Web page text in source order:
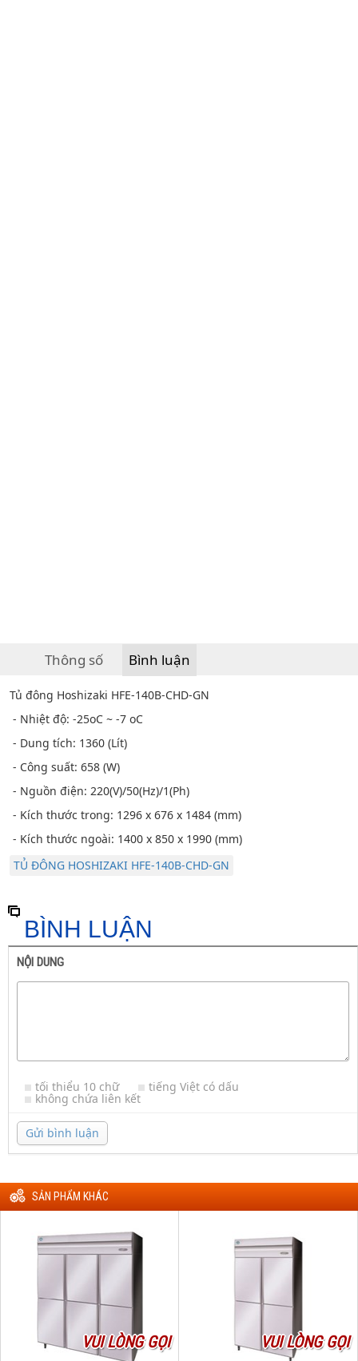
Thông số Bình luận
Tủ đông Hoshizaki HFE-140B-CHD-GN
- Nhiệt độ: -25oC ~ -7 oC
- Dung tích: 1360 (Lít)
- Công suất: 658 (W)
- Nguồn điện: 220(V)/50(Hz)/1(Ph)
- Kích thước trong: 1296 x 676 x 1484 (mm)
- Kích thước ngoài: 1400 x 850 x 1990 (mm)
TỦ ĐÔNG HOSHIZAKI HFE-140B-CHD-GN
BÌNH LUẬN
NỘI DUNG
tối thiểu 10 chữ tiếng Việt có dấu
không chứa liên kết
Gửi bình luận
SẢN PHẨM KHÁC
VUI LÒNG GỌI VUI LÒNG GỌI